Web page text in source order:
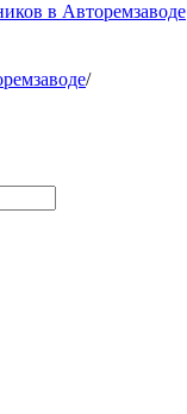
в Авторемзаводе
/